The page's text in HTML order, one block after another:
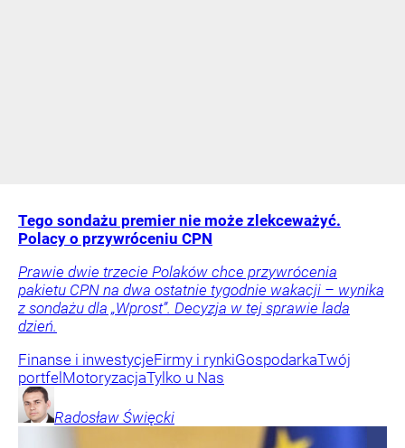
Tego sondażu premier nie może zlekceważyć.
Polacy o przywróceniu CPN
Prawie dwie trzecie Polaków chce przywrócenia
pakietu CPN na dwa ostatnie tygodnie wakacji – wynika
z sondażu dla „Wprost”. Decyzja w tej sprawie lada
dzień.
Finanse i inwestycjeFirmy i rynkiGospodarkaTwój
portfel MotoryzacjaTylko u Nas
Radosław Święcki